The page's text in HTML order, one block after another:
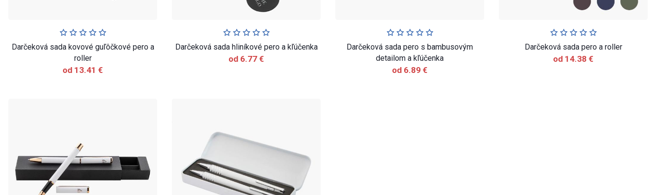
Darčeková sada kovové guľôčkové pero a
roller
od 13.41 €
Darčeková sada hliníkové pero a kľúčenka
od 6.77 €
Darčeková sada pero s bambusovým
detailom a kľúčenka
od 6.89 €
Darčeková sada pero a roller
od 14.38 €